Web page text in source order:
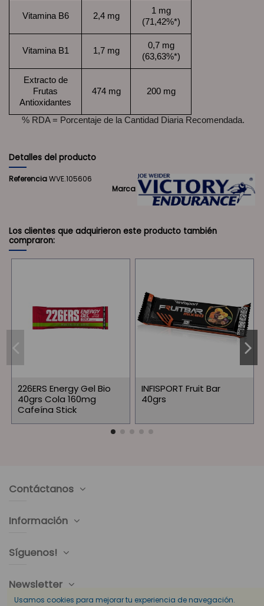
Vitamina B6 2,4 mg
1 mg
(71,42%*)
Vitamina B1 1,7 mg
0,7 mg
(63,63%*)
Extracto de
Frutas
Antioxidantes
474 mg 200 mg
% RDA = Porcentaje de la Cantidad Diaria Recomendada.
Detalles del producto
Marca
ReferenciaWVE.105606
Los clientes que adquirieron este producto también
compraron:
226ERS Energy Gel Bio
40grs Cola 160mg
Cafeína Stick
INFISPORT Fruit Bar
40grs
Contáctanos
Información
Síguenos!
Newsletter
Usamos cookies para mejorar tu experiencia de navegación.